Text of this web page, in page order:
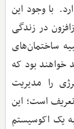
با وجود این
در زندگی
ساختمان‌های
خواهند بود که
را مدیریت
است؛ این
یک اکوسیستم